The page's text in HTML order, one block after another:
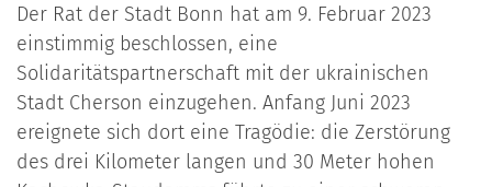
Der Rat der Stadt Bonn hat am 9. Februar 2023
einstimmig beschlossen, eine
Solidaritätspartnerschaft mit der ukrainischen
Stadt Cherson einzugehen. Anfang Juni 2023
ereignete sich dort eine Tragödie: die Zerstörung
des drei Kilometer langen und 30 Meter hohen